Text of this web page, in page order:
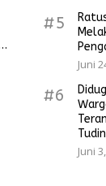
#5
Juni
#6
Juni